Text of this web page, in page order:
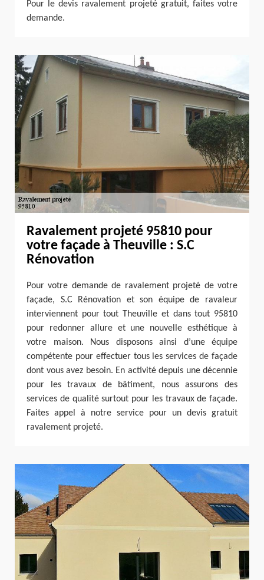
Pour le devis ravalement projeté gratuit, faites votre
demande.
Ravalement projeté 95810 pour
votre façade à Theuville : S.C
Rénovation
Pour votre demande de ravalement projeté de votre
façade, S.C Rénovation et son équipe de ravaleur
interviennent pour tout Theuville et dans tout 95810
pour redonner allure et une nouvelle esthétique à
votre maison. Nous disposons ainsi d’une équipe
compétente pour effectuer tous les services de façade
dont vous avez besoin. En activité depuis une décennie
pour les travaux de bâtiment, nous assurons des
services de qualité surtout pour les travaux de façade.
Faites appel à notre service pour un devis gratuit
ravalement projeté.